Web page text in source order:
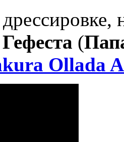
(
Ollada